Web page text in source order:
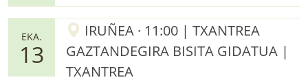
EKA.
13
IRUÑEA · 11:00 | TXANTREA
GAZTANDEGIRA BISITA GIDATUA |
TXANTREA